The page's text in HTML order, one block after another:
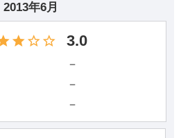
2013年6月
3.0
－
－
－